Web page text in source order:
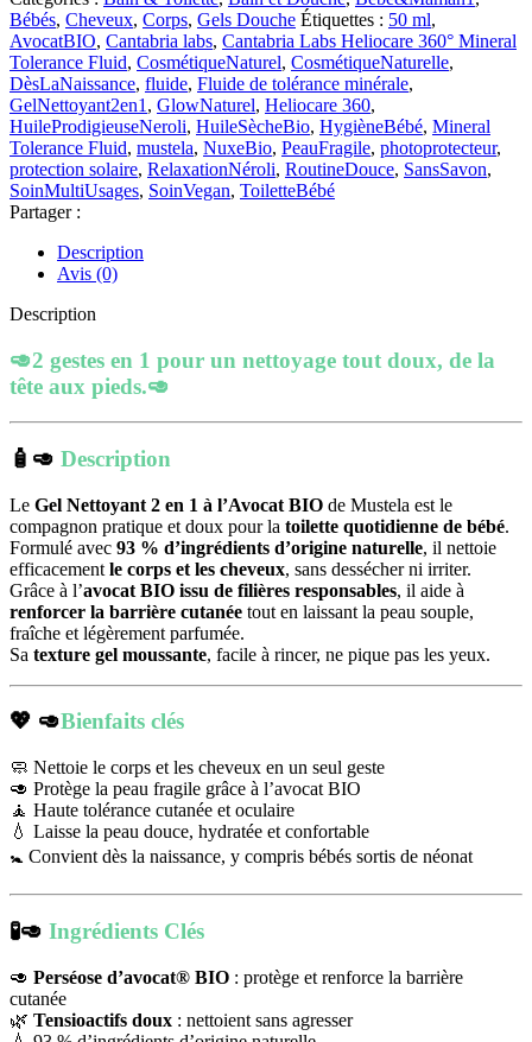
–
Gel
Nettoyant
2
en
1
à
l’Avocat
BIO
|
200ml
Bébés, Cheveux, Corps, Gels Douche Étiquettes : 50 ml,
AvocatBIO, Cantabria labs, Cantabria Labs Heliocare 360° Mineral
Tolerance Fluid, CosmétiqueNaturel, CosmétiqueNaturelle,
DèsLaNaissance, fluide, Fluide de tolérance minérale,
GelNettoyant2en1 , GlowNaturel, Heliocare 360,
HuileProdigieuseNeroli, HuileSècheBio, HygièneBébé, Mineral
Tolerance Fluid, mustela, NuxeBio, PeauFragile, photoprotecteur,
protection solaire, RelaxationNéroli, RoutineDouce, SansSavon,
SoinMultiUsages, SoinVegan, ToiletteBébé
Partager :
Description
Avis (0)
Description
🥑2 gestes en 1 pour un nettoyage tout doux, de la
tête aux pieds.🥑
🧴🥑 Description
Le Gel Nettoyant 2 en 1 à l’Avocat BIO de Mustela est le
compagnon pratique et doux pour la toilette quotidienne de bébé.
Formulé avec 93 % d’ingrédients d’origine naturelle, il nettoie
efficacement le corps et les cheveux, sans dessécher ni irriter.
Grâce à l’avocat BIO issu de filières responsables, il aide à
renforcer la barrière cutanée tout en laissant la peau souple,
fraîche et légèrement parfumée.
Sa texture gel moussante, facile à rincer, ne pique pas les yeux.
💖 🥑Bienfaits clés
🧼 Nettoie le corps et les cheveux en un seul geste
🥑 Protège la peau fragile grâce à l’avocat BIO
🧘 Haute tolérance cutanée et oculaire
💧 Laisse la peau douce, hydratée et confortable
🚼 Convient dès la naissance, y compris bébés sortis de néonat
🧪🥑 Ingrédients Clés
🥑 Perséose d’avocat® BIO : protège et renforce la barrière
cutanée
🌿 Tensioactifs doux : nettoient sans agresser